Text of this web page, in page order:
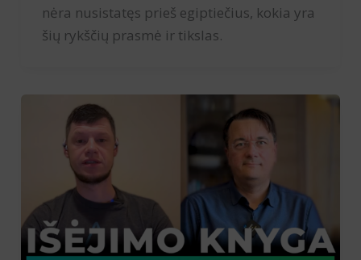
nėra nusistatęs prieš egiptiečius, kokia yra
šių rykščių prasmė ir tikslas.